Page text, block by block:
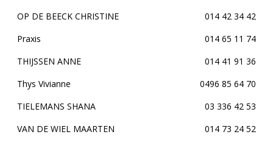
OP DE BEECK CHRISTINE
014 42 34 42
Praxis
014 65 11 74
THIJSSEN ANNE
014 41 91 36
Thys Vivianne
0496 85 64 70
TIELEMANS SHANA
03 336 42 53
VAN DE WIEL MAARTEN
014 73 24 52